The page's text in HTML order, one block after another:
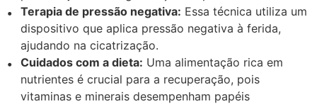
Terapia de pressão negativa: Essa técnica utiliza um
dispositivo que aplica pressão negativa à ferida,
ajudando na cicatrização.
Cuidados com a dieta: Uma alimentação rica em
nutrientes é crucial para a recuperação, pois
vitaminas e minerais desempenham papéis